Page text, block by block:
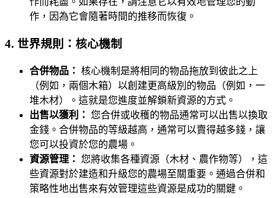
作，因為它會隨著時間的推移而恢復。
4. 世界規則：核心機制
合併物品： 核心機制是將相同的物品拖放到彼此之上
（例如，兩個木箱）以創建更高級別的物品（例如，一
堆木材）。這就是您進度並解鎖新資源的方式。
出售以獲利： 您合併或收穫的物品通常可以出售以換取
金錢。合併物品的等級越高，通常可以賣得越多錢，讓
您可以投資於您的農場。
資源管理： 您將收集各種資源（木材、農作物等），這
些資源對於建造和升級您的農場至關重要。通過合併和
策略性地出售來有效管理這些資源是成功的關鍵。